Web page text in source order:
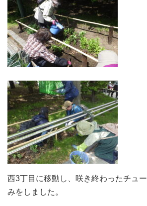
西3丁目に移動し、咲き終わったチュ
みをしました。